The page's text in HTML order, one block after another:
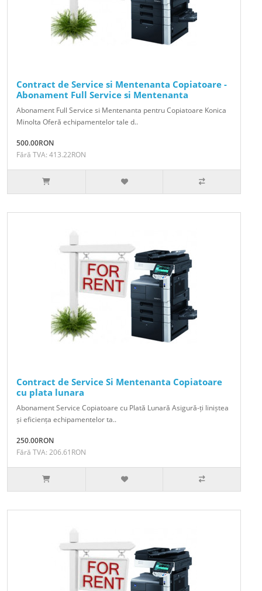
Contract de Service si Mentenanta Copiatoare -
Abonament Full Service si Mentenanta
Abonament Full Service si Mentenanta pentru Copiatoare Konica
Minolta Oferă echipamentelor tale d..
500.00RON
Fără TVA: 413.22RON
Contract de Service Si Mentenanta Copiatoare
cu plata lunara
Abonament Service Copiatoare cu Plată Lunară Asigură-ți liniștea
și eficiența echipamentelor ta..
250.00RON
Fără TVA: 206.61RON